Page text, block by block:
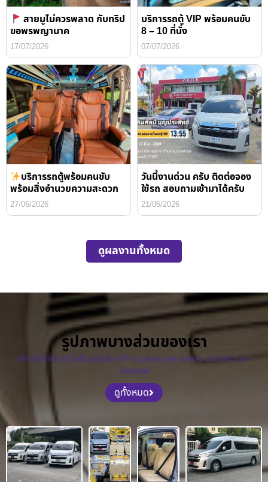
สายมูไม่ควรพลาด กับทริป
ขอพรพญานาค
17/07/2026
บริการรถตู้ VIP พร้อมคนขับ
8 – 10 ที่นั่ง
07/07/2026
บริการรถตู้พร้อมคนขับ
พร้อมสิ่งอำนวยความสะดวก
27/06/2026
วันนี้งานด่วน ครับ ติดต่อจอง
ใช้รถ สอบถามเข้ามาได้ครับ
21/06/2026
ดูผลงานทั้งหมด
รูปภาพบางส่วนของเรา
บริการให้เช่ารถตู้ พร้อมคนขับ VIP แบบครบวงจร รถสวย บริการดี ราคา
มิตรภาพ
ดูทั้งหมด